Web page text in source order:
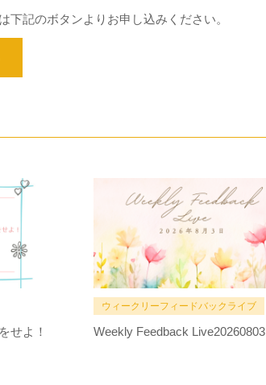
下記のボタンよりお申し込みください。
せよ！
ウィークリーフィードバックライブ
Weekly Feedback Live20260803